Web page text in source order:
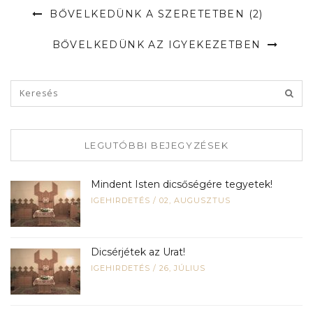
BŐVELKEDÜNK A SZERETETBEN (2)
BŐVELKEDÜNK AZ IGYEKEZETBEN
LEGUTÓBBI BEJEGYZÉSEK
Mindent Isten dicsőségére tegyetek!
IGEHIRDETÉS / 02, AUGUSZTUS
Dicsérjétek az Urat!
IGEHIRDETÉS / 26, JÚLIUS